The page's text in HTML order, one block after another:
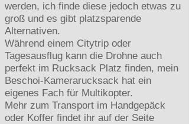
werden, ich finde diese jedoch etwas zu
groß und es gibt platzsparende
Alternativen.
Während einem Citytrip oder
Tagesausflug kann die Drohne auch
perfekt im Rucksack Platz finden, mein
Beschoi-Kamerarucksack hat ein
eigenes Fach für Multikopter.
Mehr zum Transport im Handgepäck
oder Koffer findet ihr auf der Seite